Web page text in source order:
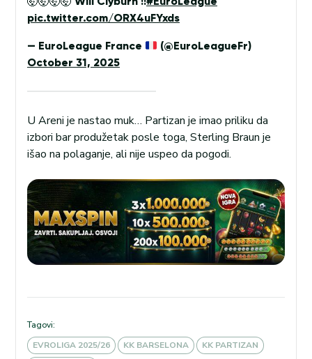
pic.twitter.com/ORX4uFYxds
— EuroLeague France
(@EuroLeagueFr)
October 31, 2025
U Areni je nastao muk… Partizan je imao priliku da
izbori bar produžetak posle toga, Sterling Braun je
išao na polaganje, ali nije uspeo da pogodi.
Tagovi:
EVROLIGA 2025/26
KK BARSELONA
KK PARTIZAN